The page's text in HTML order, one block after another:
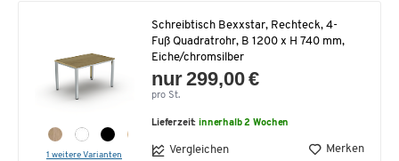
1 weitere Varianten
Schreibtisch Bexxstar, Rechteck, 4-
Fuß Quadratrohr, B 1200 x H 740 mm,
Eiche/chromsilber
nur 299,00 €
pro St.
Lieferzeit:innerhalb 2 Wochen
Vergleichen Merken